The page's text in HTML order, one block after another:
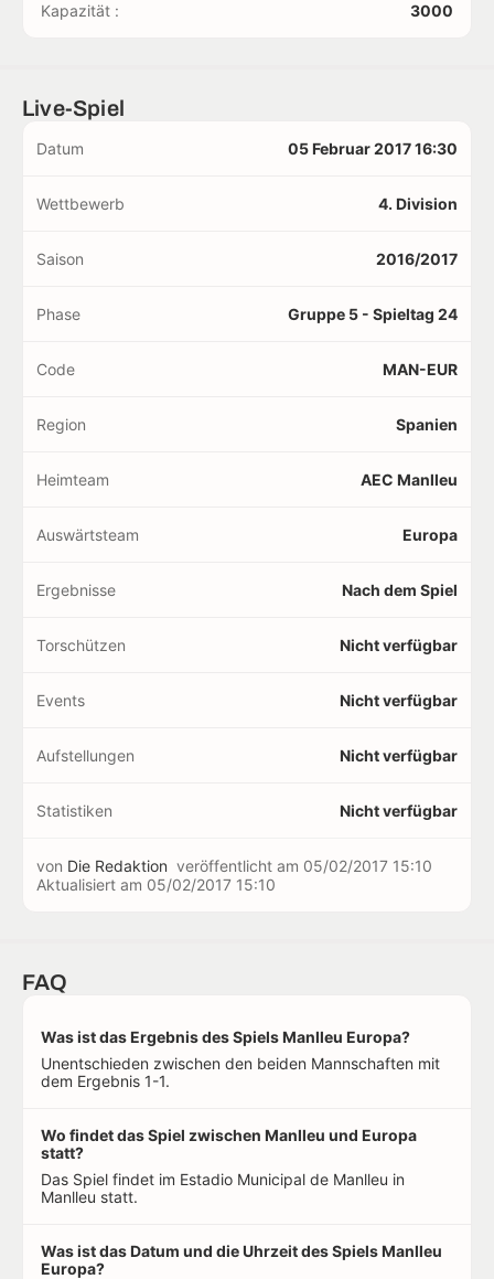
Kapazität : 3000
Live-Spiel
Datum 05 Februar 2017 16:30
Wettbewerb 4. Division
Saison 2016/2017
Phase Gruppe 5 - Spieltag 24
Code MAN-EUR
Region Spanien
Heimteam AEC Manlleu
Auswärtsteam Europa
Ergebnisse Nach dem Spiel
Torschützen Nicht verfügbar
Events Nicht verfügbar
Aufstellungen Nicht verfügbar
Statistiken Nicht verfügbar
von Die Redaktion veröffentlicht am 05/02/2017 15:10
Aktualisiert am 05/02/2017 15:10
FAQ
Was ist das Ergebnis des Spiels Manlleu Europa?
Unentschieden zwischen den beiden Mannschaften mit
dem Ergebnis 1-1.
Wo findet das Spiel zwischen Manlleu und Europa
statt?
Das Spiel findet im Estadio Municipal de Manlleu in
Manlleu statt.
Was ist das Datum und die Uhrzeit des Spiels Manlleu
Europa?